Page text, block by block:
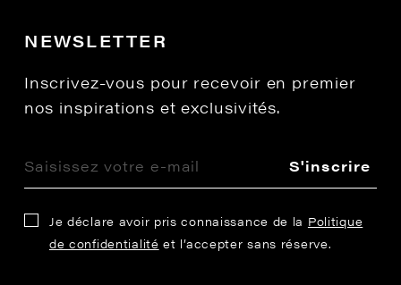
NEWSLETTER
Inscrivez-vous pour recevoir en premier
nos inspirations et exclusivités.
S'inscrire
Je déclare avoir pris connaissance de la Politique
de confidentialité et l’accepter sans réserve.